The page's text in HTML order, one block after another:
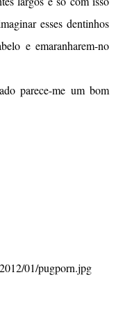
esses dentinhos
e emaranharem-no
parece-me um bom
01/pugporn.jpg